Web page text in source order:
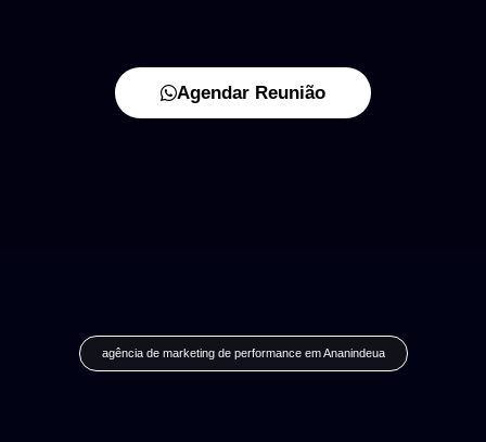
Agendar Reunião
agência de marketing de performance em Ananindeua